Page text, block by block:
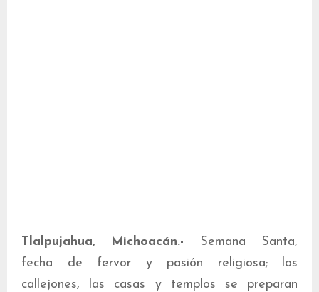
Tlalpujahua, Michoacán.- Semana Santa,
fecha de fervor y pasión religiosa; los
callejones, las casas y templos se preparan